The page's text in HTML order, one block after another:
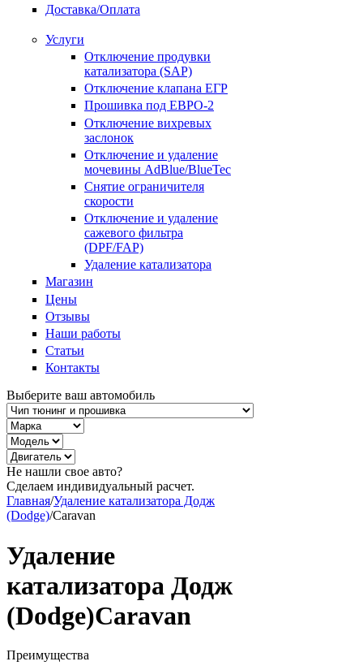
Доставка/Оплата
Услуги
Отключение продувки
катализатора (SAP)
Отключение клапана ЕГР
Прошивка под ЕВРО-2
Отключение вихревых
заслонок
Отключение и удаление
мочевины AdBlue/BlueTec
Снятие ограничителя
скорости
Отключение и удаление
сажевого фильтра
(DPF/FAP)
Удаление катализатора
Магазин
Цены
Отзывы
Наши работы
Статьи
Контакты
Выберите ваш автомобиль
Не нашли свое авто?
Сделаем индивидуальный расчет.
Главная/Удаление катализатора Додж
(Dodge)/Caravan
Удаление
катализатора Додж
(Dodge)Caravan
Преимущества